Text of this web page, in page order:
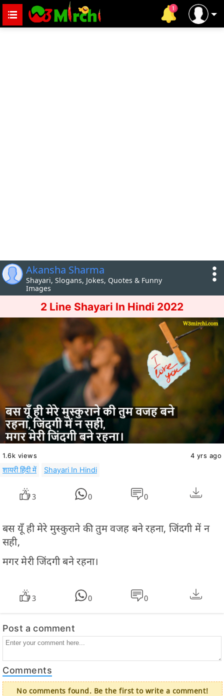
Akansha Sharma
Shayari, Slogans, Jokes, Quotes & Funny
Images
2 Line Shayari In Hindi 2022
1.6k views 4 yrs ago
शायरी हिंदी में Shayari In Hindi
3 0 0
बस यूँ ही मेरे मुस्कुराने की तुम वजह बने रहना, जिंदगी में न
सही,
मगर मेरी जिंदगी बने रहना।
3 0 0
Post a comment
Comments
No comments found. Be the first to write a comment!